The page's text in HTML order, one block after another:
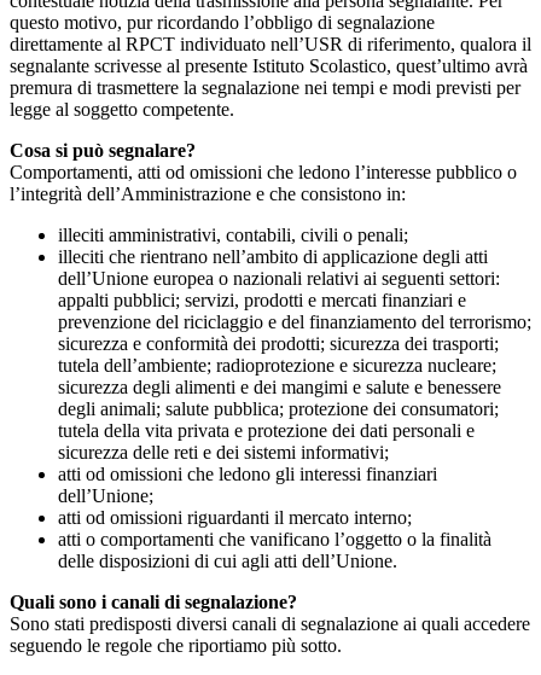
questo motivo, pur ricordando l’obbligo di segnalazione
direttamente al RPCT individuato nell’USR di riferimento, qualora il
segnalante scrivesse al presente Istituto Scolastico, quest’ultimo avrà
premura di trasmettere la segnalazione nei tempi e modi previsti per
legge al soggetto competente.
Cosa si può segnalare?
Comportamenti, atti od omissioni che ledono l’interesse pubblico o
l’integrità dell’Amministrazione e che consistono in:
illeciti amministrativi, contabili, civili o penali;
illeciti che rientrano nell’ambito di applicazione degli atti
dell’Unione europea o nazionali relativi ai seguenti settori:
appalti pubblici; servizi, prodotti e mercati finanziari e
prevenzione del riciclaggio e del finanziamento del terrorismo;
sicurezza e conformità dei prodotti; sicurezza dei trasporti;
tutela dell’ambiente; radioprotezione e sicurezza nucleare;
sicurezza degli alimenti e dei mangimi e salute e benessere
degli animali; salute pubblica; protezione dei consumatori;
tutela della vita privata e protezione dei dati personali e
sicurezza delle reti e dei sistemi informativi;
atti od omissioni che ledono gli interessi finanziari
dell’Unione;
atti od omissioni riguardanti il mercato interno;
atti o comportamenti che vanificano l’oggetto o la finalità
delle disposizioni di cui agli atti dell’Unione.
Quali sono i canali di segnalazione?
Sono stati predisposti diversi canali di segnalazione ai quali accedere
seguendo le regole che riportiamo più sotto.